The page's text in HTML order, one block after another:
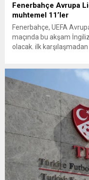
Fenerbahçe Avrupa
muhtemel 11’ler
Fenerbahçe, UEFA
maçında bu akşam
olacak. ilk
gerekiyor. UEFA
maçında Fenerbahçe, bu...